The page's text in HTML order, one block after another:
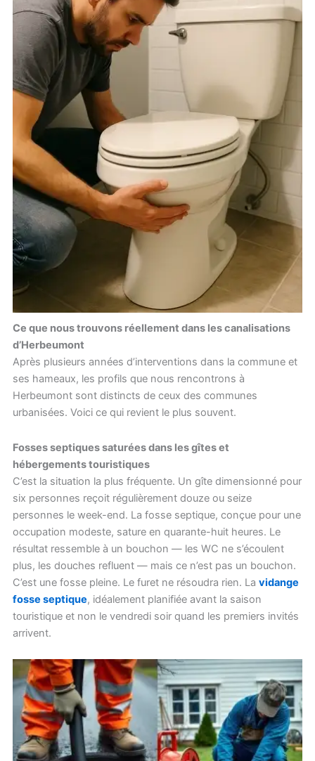
Ce que nous trouvons réellement dans les canalisations
d’Herbeumont
Après plusieurs années d’interventions dans la commune et
ses hameaux, les profils que nous rencontrons à
Herbeumont sont distincts de ceux des communes
urbanisées. Voici ce qui revient le plus souvent.
Fosses septiques saturées dans les gîtes et
hébergements touristiques
C’est la situation la plus fréquente. Un gîte dimensionné pour
six personnes reçoit régulièrement douze ou seize
personnes le week-end. La fosse septique, conçue pour une
occupation modeste, sature en quarante-huit heures. Le
résultat ressemble à un bouchon — les WC ne s’écoulent
plus, les douches refluent — mais ce n’est pas un bouchon.
C’est une fosse pleine. Le furet ne résoudra rien. La vidange
fosse septique, idéalement planifiée avant la saison
touristique et non le vendredi soir quand les premiers invités
arrivent.